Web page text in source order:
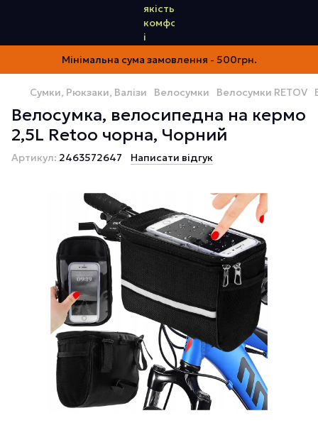
Мінімальна сума замовлення - 500грн.
Сумки, Рюкзаки, Валізи Велосумки Велосумки RETOV
Велосумка, велосипедна на кермо
2,5L Retoo чорна, Чорний
Артикул: 2463572647 Написати відгук